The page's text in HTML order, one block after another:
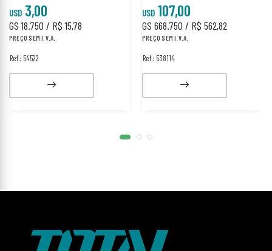
USD 3,00
GS 18.750 / R$ 15,78
PREÇO SEM I.V.A.
Ref.: 54522
USD 107,00
GS 668.750 / R$ 562,82
PREÇO SEM I.V.A.
Ref.: 538114